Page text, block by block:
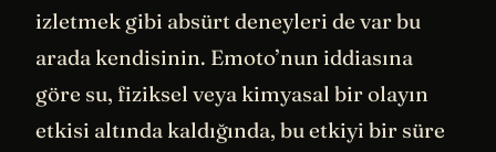
izletmek gibi absürt deneyleri de var bu
arada kendisinin. Emoto’nun iddiasına
göre su, fiziksel veya kimyasal bir olayın
etkisi altında kaldığında, bu etkiyi bir süre